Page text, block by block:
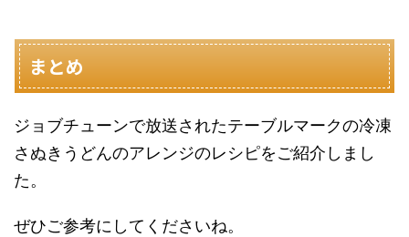
まとめ
ジョブチューンで放送されたテーブルマークの冷凍
さぬきうどんのアレンジのレシピをご紹介しまし
た。
ぜひご参考にしてくださいね。